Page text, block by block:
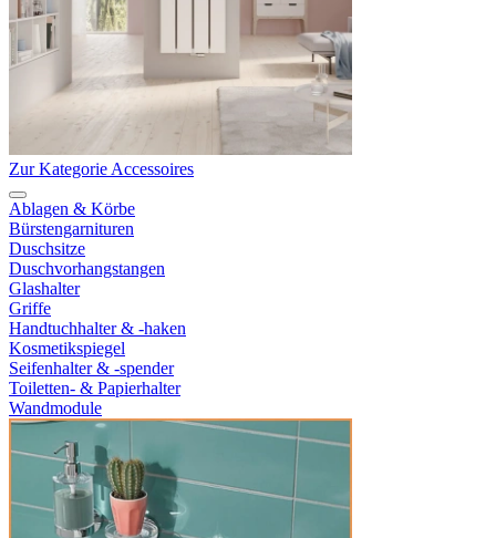
Zur Kategorie Accessoires
Ablagen & Körbe
Bürstengarnituren
Duschsitze
Duschvorhangstangen
Glashalter
Griffe
Handtuchhalter & -haken
Kosmetikspiegel
Seifenhalter & -spender
Toiletten- & Papierhalter
Wandmodule